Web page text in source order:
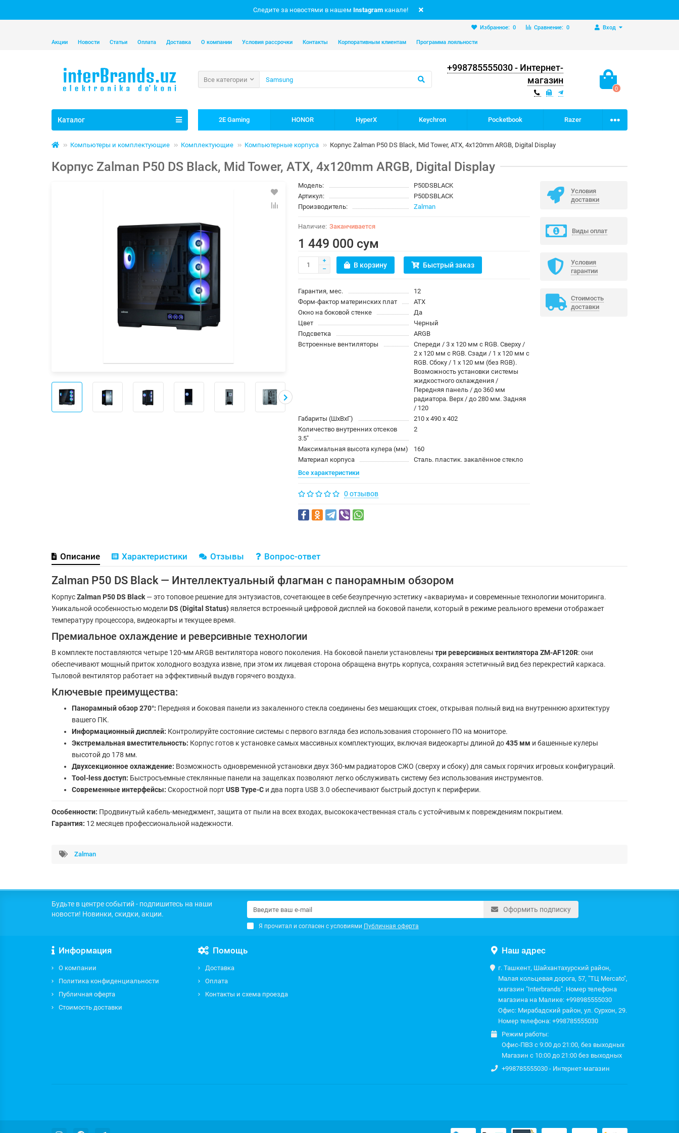
Следите за новостями в нашем Instagram канале!
Вход
Сравнение: 0
Избранное: 0
Акции Новости Статьи Оплата Доставка О компании Условия рассрочки Контакты Корпоративным клиентам Программа лояльности
+998785555030 - Интернет-
магазин
0
Все категории
Каталог 2E Gaming HONOR HyperX Keychron Pocketbook Razer
Компьютеры и комплектующие Комплектующие Компьютерные корпуса Корпус Zalman P50 DS Black, Mid Tower, ATX, 4x120mm ARGB, Digital Display
Корпус Zalman P50 DS Black, Mid Tower, ATX, 4x120mm ARGB, Digital Display
Модель:
P50DSBLACK
Артикул:
P50DSBLACK
Производитель:
Zalman
Заканчивается
1 449 000 сум
В корзину Быстрый заказ
Гарантия, мес.
12
Форм-фактор материнских плат
ATX
Окно на боковой стенке
Да
Цвет
Черный
Подсветка
ARGB
Встроенные вентиляторы
Спереди / 3 x 120 мм с RGB. Сверxу /
2 x 120 мм с RGB. Сзади / 1 x 120 мм с
RGB. Сбоку / 1 x 120 мм (без RGB).
Возможность установки системы
жидкостного охлаждения /
Передняя панель / до 360 мм
радиатора. Верx / до 280 мм. Задняя
/ 120
Габариты (ШхВхГ)
210 x 490 x 402
Количество внутренних отсеков
3.5"
2
Максимальная высота кулера (мм)
160
Материал корпуса
Сталь. пластик. закалённое стекло
Все характеристики
0 отзывов
Условия
доставки
Виды оплат
Условия
гарантии
Стоимость
доставки
Описание Характеристики Отзывы Вопрос-ответ
Zalman P50 DS Black — Интеллектуальный флагман с панорамным обзором
КорпусZalman P50 DS Black — это топовое решение для энтузиастов, сочетающее в себе безупречную эстетику «аквариума» и современные технологии мониторинга.
Уникальной особенностью модели DS (Digital Status)является встроенный цифровой дисплей на боковой панели, который в режиме реального времени отображает
температуру процессора, видеокарты и текущее время.
Премиальное охлаждение и реверсивные технологии
В комплекте поставляются четыре 120-мм ARGB вентилятора нового поколения. На боковой панели установлены три реверсивных вентилятора ZM-AF120R: они
обеспечивают мощный приток холодного воздуха извне, при этом их лицевая сторона обращена внутрь корпуса, сохраняя эстетичный вид без перекрестий каркаса.
Тыловой вентилятор работает на эффективный выдув горячего воздуха.
Ключевые преимущества:
Панорамный обзор 270°: Передняя и боковая панели из закаленного стекла соединены без мешающих стоек, открывая полный вид на внутреннюю архитектуру
вашего ПК.
Информационный дисплей: Контролируйте состояние системы с первого взгляда без использования стороннего ПО на мониторе.
Экстремальная вместительность: Корпус готов к установке самых массивных комплектующих, включая видеокарты длиной до435 мм и башенные кулеры
высотой до 178 мм.
Двухсекционное охлаждение: Возможность одновременной установки двух 360-мм радиаторов СЖО (сверху и сбоку) для самых горячих игровых конфигураций.
Tool-less доступ: Быстросъемные стеклянные панели на защелках позволяют легко обслуживать систему без использования инструментов.
Современные интерфейсы: Скоростной портUSB Type-C и два порта USB 3.0 обеспечивают быстрый доступ к периферии.
Особенности: Продвинутый кабель-менеджмент, защита от пыли на всех входах, высококачественная сталь с устойчивым к повреждениям покрытием.
Гарантия: 12 месяцев профессиональной надежности.
Zalman
Будьте в центре событий - подпишитесь на наши
новости! Новинки, скидки, акции.
Оформить подписку
Я прочитал и согласен с условиями Публичная оферта
Информация
О компании
Политика конфиденциальности
Публичная оферта
Стоимость доставки
Помощь
Доставка
Оплата
Контакты и схема проезда
Наш адрес
г. Ташкент, Шайхантахурский район,
Малая кольцевая дорога, 57, "ТЦ Mercato",
магазин "Interbrands". Номер телефона
магазина на Малике: +998985555030
Офис: Мирабадский район, ул. Сурхон, 29.
Номер телефона: +998785555030
Режим работы:
Офис-ПВЗ с 9:00 до 21:00, без выходных
Магазин с 10:00 до 21:00 без выходных
+998785555030 - Интернет-магазин